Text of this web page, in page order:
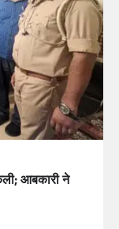
आबकारी ने